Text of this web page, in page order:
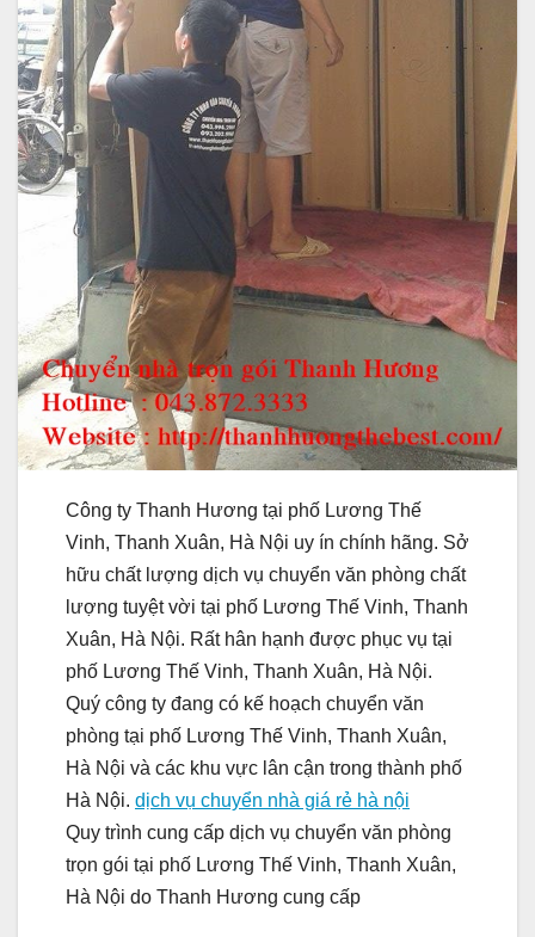
Công ty Thanh Hương tại phố Lương Thế
Vinh, Thanh Xuân, Hà Nội uy ín chính hãng. Sở
hữu chất lượng dịch vụ chuyển văn phòng chất
lượng tuyệt vời tại phố Lương Thế Vinh, Thanh
Xuân, Hà Nội. Rất hân hạnh được phục vụ tại
phố Lương Thế Vinh, Thanh Xuân, Hà Nội.
Quý công ty đang có kế hoạch chuyển văn
phòng tại phố Lương Thế Vinh, Thanh Xuân,
Hà Nội và các khu vực lân cận trong thành phố
Hà Nội. dịch vụ chuyển nhà giá rẻ hà nội
Quy trình cung cấp dịch vụ chuyển văn phòng
trọn gói tại phố Lương Thế Vinh, Thanh Xuân,
Hà Nội do Thanh Hương cung cấp